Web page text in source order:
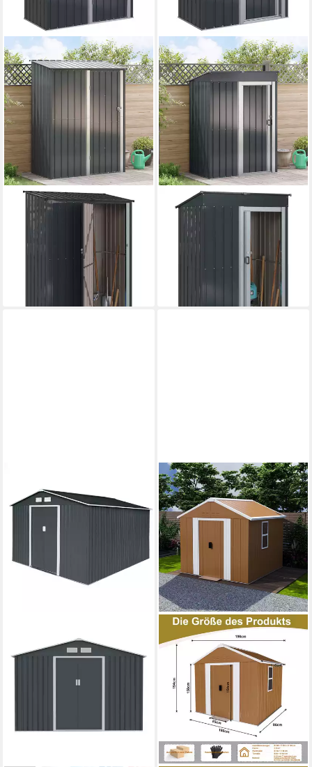
Gartenhaus Gartenhütten
Anthrazit 153,5 x 86 x 200
cm Metall
mtl. in 12 Raten
lieferbar - in 4-5 Werktagen bei dir
VIDAXL
Gartenhaus Gartenhütten
Anthrazit 137 x 81 x 180 cm
ab 198,99 €
mtl. in 12 Raten
lieferbar - in 4-5 Werktagen bei dir